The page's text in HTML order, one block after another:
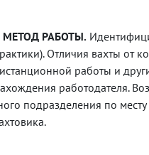
РАБОТЫ.
Отличия вахты от
работы и
работодателя.
подразделения по